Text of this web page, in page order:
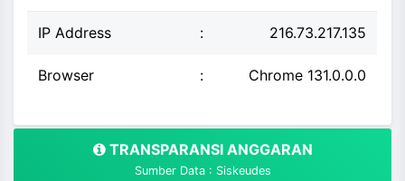
IP Address : 216.73.217.135
Browser : Chrome 131.0.0.0
TRANSPARANSI ANGGARAN
Sumber Data : Siskeudes